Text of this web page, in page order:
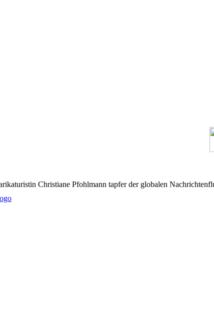
Christiane Pfohlmann tapfer der globalen